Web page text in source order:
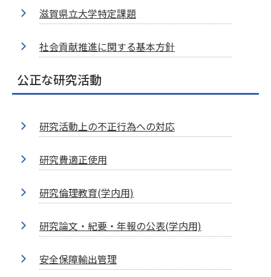
滋賀県立大学特定課題
社会貢献推進に関する基本方針
公正な研究活動
研究活動上の不正行為への対応
研究費適正使用
研究倫理教育(学内用)
研究論文・紀要・年報の公表(学内用)
安全保障輸出管理